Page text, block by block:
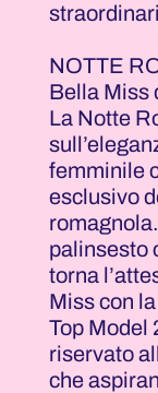
NOTTE
Bella Miss
La Notte
femminile
esclusivo
palinsesto
torna
Miss con
Top Model
riservato
che